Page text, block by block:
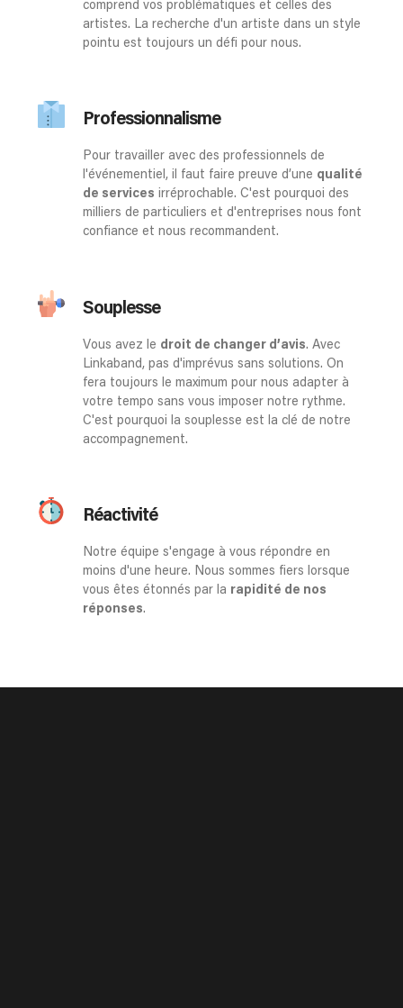
comprend vos problématiques et celles des
artistes. La recherche d'un artiste dans un style
pointu est toujours un défi pour nous.
Professionnalisme
Pour travailler avec des professionnels de
l'événementiel, il faut faire preuve d’une qualité
de services irréprochable. C'est pourquoi des
milliers de particuliers et d'entreprises nous font
confiance et nous recommandent.
Souplesse
Vous avez le droit de changer d’avis. Avec
Linkaband, pas d'imprévus sans solutions. On
fera toujours le maximum pour nous adapter à
votre tempo sans vous imposer notre rythme.
C'est pourquoi la souplesse est la clé de notre
accompagnement.
Réactivité
Notre équipe s'engage à vous répondre en
moins d'une heure. Nous sommes fiers lorsque
vous êtes étonnés par la rapidité de nos
réponses.